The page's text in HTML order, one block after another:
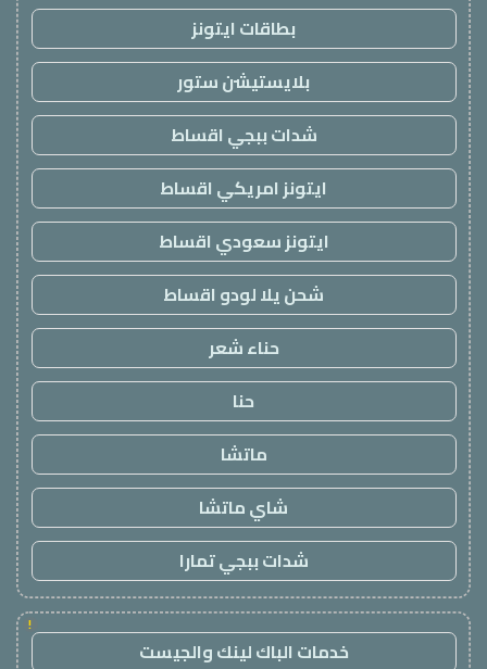
بطاقات ايتونز
بلايستيشن ستور
شدات ببجي اقساط
ايتونز امريكي اقساط
ايتونز سعودي اقساط
شحن يلا لودو اقساط
حناء شعر
حنا
ماتشا
شاي ماتشا
شدات ببجي تمارا
!
خدمات الباك لينك والجيست